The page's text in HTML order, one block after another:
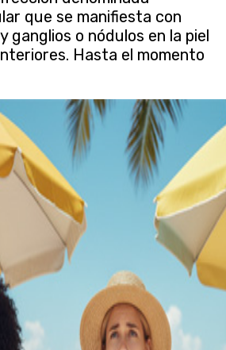
que se manifiesta con
ganglios o nódulos en la piel
Hasta el momento